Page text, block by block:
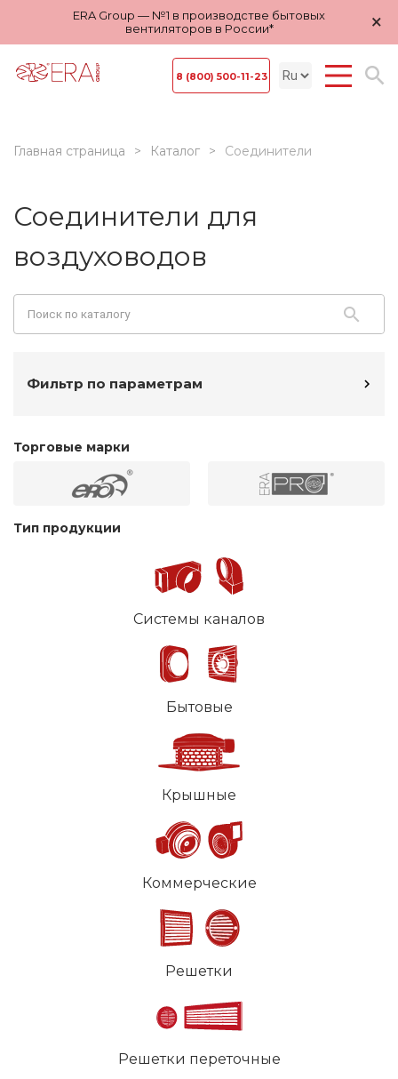
ERA Group — №1 в производстве бытовых
вентиляторов в России*
×
8 (800) 500-11-23
Главная страница Каталог Соединители
Соединители для
воздуховодов
Фильтр по параметрам
Торговые марки
Тип продукции
Системы каналов
Бытовые
Крышные
Коммерческие
Решетки
Решетки переточные